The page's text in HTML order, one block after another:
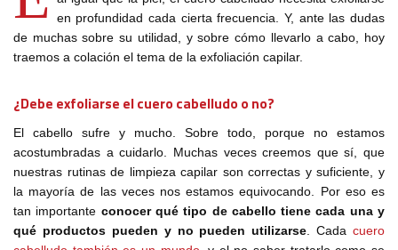
en profundidad cada cierta frecuencia. Y, ante las dudas
de muchas sobre su utilidad, y sobre cómo llevarlo a cabo, hoy
traemos a colación el tema de la exfoliación capilar.
¿Debe exfoliarse el cuero cabelludo o no?
El cabello sufre y mucho. Sobre todo, porque no estamos
acostumbradas a cuidarlo. Muchas veces creemos que sí, que
nuestras rutinas de limpieza capilar son correctas y suficiente, y
la mayoría de las veces nos estamos equivocando. Por eso es
tan importante conocer qué tipo de cabello tiene cada una y
qué productos pueden y no pueden utilizarse . Cada cuero